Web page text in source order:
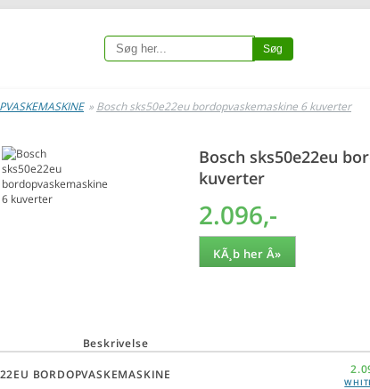
Søg
» Bosch sks50e22eu bordopvaskemaskine 6 kuverter
Bosch sks50e22eu
kuverter
2.096,-
KÃ¸b her Â»
Beskrivelse
BORDOPVASKEMASKINE